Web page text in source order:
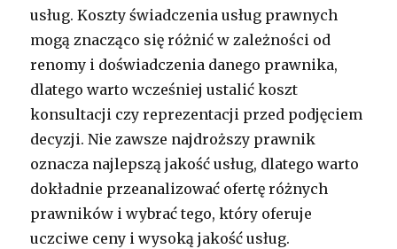
usług. Koszty świadczenia usług prawnych
mogą znacząco się różnić w zależności od
renomy i doświadczenia danego prawnika,
dlatego warto wcześniej ustalić koszt
konsultacji czy reprezentacji przed podjęciem
decyzji. Nie zawsze najdroższy prawnik
oznacza najlepszą jakość usług, dlatego warto
dokładnie przeanalizować ofertę różnych
prawników i wybrać tego, który oferuje
uczciwe ceny i wysoką jakość usług.